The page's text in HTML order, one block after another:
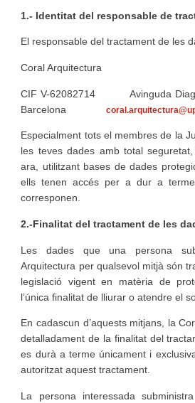
1.- Identitat del responsable de
El responsable del tractament de les
Coral Arquitectura
CIF V-62082714 Avinguda
Barcelona
Especialment tots el membres de la
les teves dades amb total
ara, utilitzant bases de dades
ells tenen accés per a dur a
corresponen.
2.-Finalitat del tractament de les
Les dades que una persona
Arquitectura per qualsevol mitjà són
legislació vigent en matèria de
l’única finalitat de lliurar o atendre el
En cadascun d’aquests mitjans, la
detalladament de la finalitat del
es durà a terme únicament i
autoritzat aquest tractament.
La persona interessada